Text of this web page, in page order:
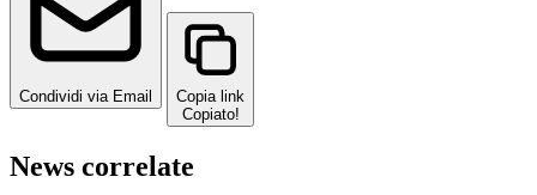
Condividi via Email
Copia link
Copiato!
News correlate